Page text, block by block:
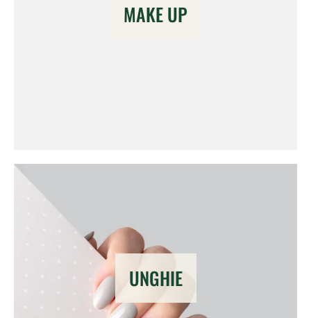
MAKE UP
UNGHIE